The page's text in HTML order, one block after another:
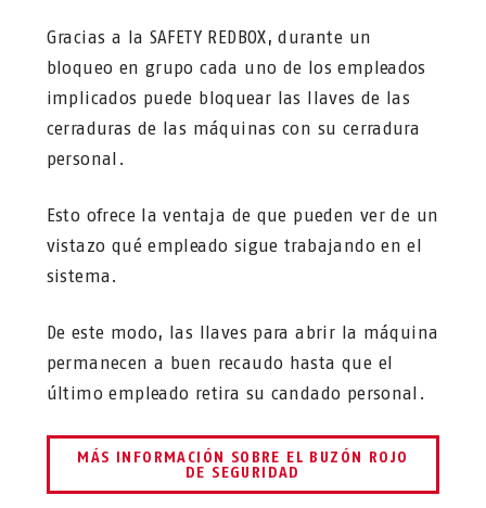
Gracias a la SAFETY REDBOX, durante un
bloqueo en grupo cada uno de los empleados
implicados puede bloquear las llaves de las
cerraduras de las máquinas con su cerradura
personal.
Esto ofrece la ventaja de que pueden ver de un
vistazo qué empleado sigue trabajando en el
sistema.
De este modo, las llaves para abrir la máquina
permanecen a buen recaudo hasta que el
último empleado retira su candado personal.
MÁS INFORMACIÓN SOBRE EL BUZÓN ROJO
DE SEGURIDAD